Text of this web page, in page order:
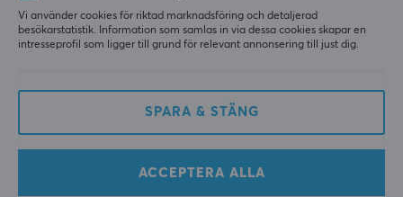
(14) (1)
Vi använder cookies för riktad marknadsföring och detaljerad
besökarstatistik. Information som samlas in via dessa cookies skapar en
intresseprofil som ligger till grund för relevant annonsering till just dig.
SPARA & STÄNG
ACCEPTERA ALLA